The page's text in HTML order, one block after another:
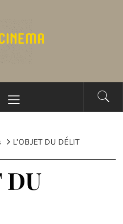
principal
L’OBJET DU DÉLIT
DU